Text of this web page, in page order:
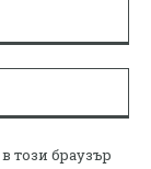
този браузър